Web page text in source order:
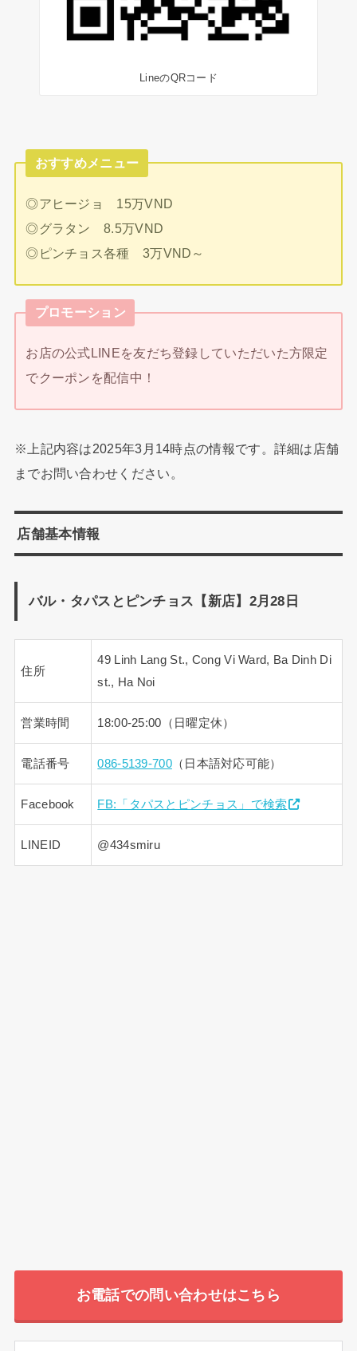
LineのQRコード
おすすめメニュー
◎アヒージョ 15万VND
◎グラタン 8.5万VND
◎ピンチョス各種 3万VND～
プロモーション
お店の公式LINEを友だち登録していただいた方限定
でクーポンを配信中！
※上記内容は2025年3月14時点の情報です。詳細は店舗
までお問い合わせください。
店舗基本情報
バル・タパスとピンチョス【新店】2月28日
住所
49 Linh Lang St., Cong Vi Ward, Ba Dinh Di
st., Ha Noi
営業時間 18:00-25:00（日曜定休）
電話番号 086-5139-700（日本語対応可能）
Facebook FB:「タパスとピンチョス」で検索
LINEID @434smiru
お電話での問い合わせはこちら